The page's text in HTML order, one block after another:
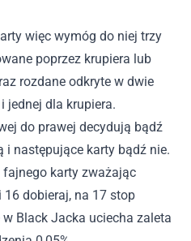
więc wymóg do niej trzy
poprzez krupiera lub
rozdane odkryte w dwie
jednej dla krupiera.
do prawej decydują bądź
i następujące karty bądź nie.
fajnego karty zważając
dobieraj, na 17 stop
Black Jacka uciecha zaleta